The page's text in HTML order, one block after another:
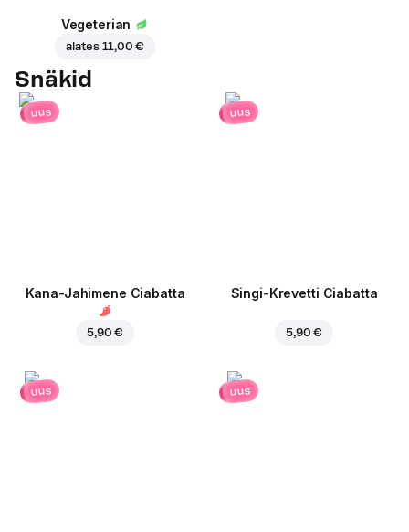
Vegeterian
alates 11,00 €
Snäkid
uus
Kana-Jahimene Ciabatta
5,90 €
uus
Singi-Krevetti Ciabatta
5,90 €
uus uus